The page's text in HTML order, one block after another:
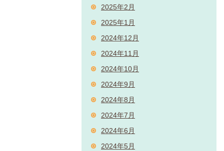
2025年2月
2025年1月
2024年12月
2024年11月
2024年10月
2024年9月
2024年8月
2024年7月
2024年6月
2024年5月